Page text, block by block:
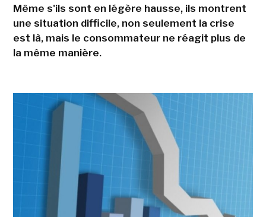
Même s'ils sont en légère hausse, ils montrent
une situation difficile, non seulement la crise
est là, mais le consommateur ne réagit plus de
la même manière.